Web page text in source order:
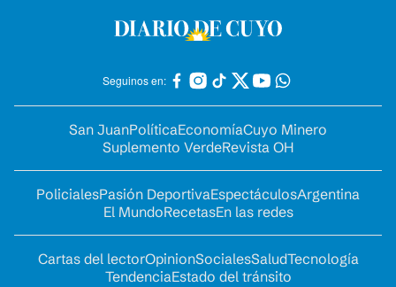
Seguinos en:
San JuanPolíticaEconomíaCuyo Minero
Suplemento VerdeRevista OH
PolicialesPasión DeportivaEspectáculosArgentina
El MundoRecetasEn las redes
Cartas del lectorOpinionSocialesSaludTecnología
TendenciaEstado del tránsito